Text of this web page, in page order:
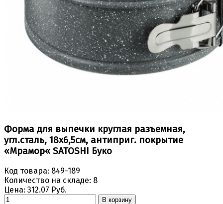
Форма для выпечки круглая разъемная,
угл.сталь, 18х6,5см, антиприг. покрытие
«Мрамор« SATOSHI Буко
Код товара: 849-189
Количество на складе: 8
Цена: 312.07 Руб.
В корзину